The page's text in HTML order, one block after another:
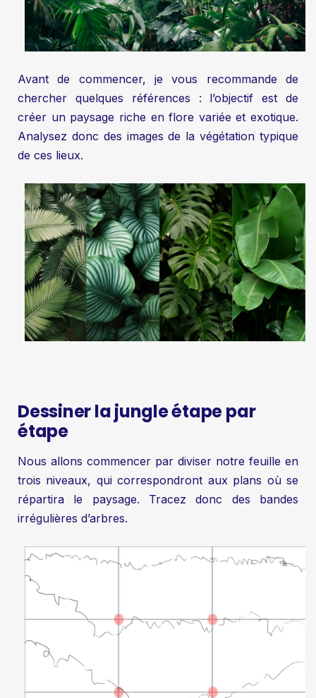
Avant de commencer, je vous recommande de
chercher quelques références : l’objectif est de
créer un paysage riche en flore variée et exotique.
Analysez donc des images de la végétation typique
de ces lieux.
Dessiner la jungle étape par
étape
Nous allons commencer par diviser notre feuille en
trois niveaux, qui correspondront aux plans où se
répartira le paysage. Tracez donc des bandes
irrégulières d’arbres.